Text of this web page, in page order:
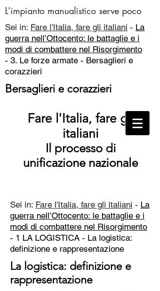
L’impianto manualistico serve poco
Sei in: Fare l'Italia, fare gli italiani - La
guerra nell’Ottocento: le battaglie e i
modi di combattere nel Risorgimento
- 3. Le forze armate - Bersaglieri e
corazzieri
Bersaglieri e corazzieri
Fare l'Italia, fare gli
italiani
Il processo di
unificazione nazionale
Sei in: Fare l'Italia, fare gli italiani - La
guerra nell’Ottocento: le battaglie e i
modi di combattere nel Risorgimento
- 1 LA LOGISTICA - La logistica:
definizione e rappresentazione
La logistica: definizione e
rappresentazione